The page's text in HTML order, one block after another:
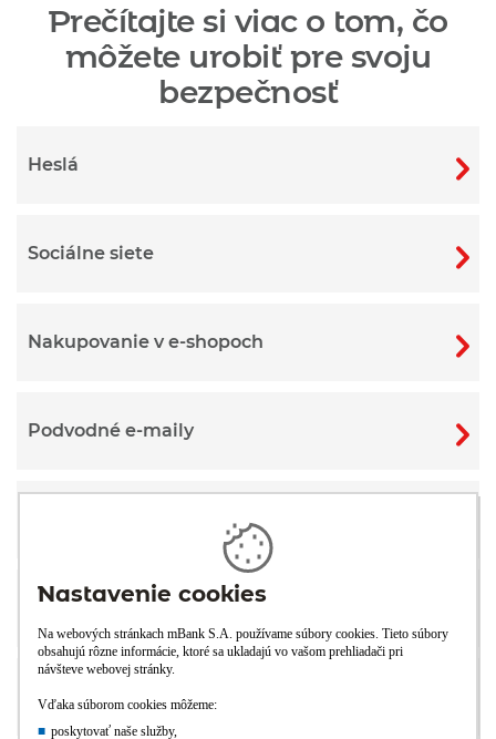
Prečítajte si viac o tom, čo
môžete urobiť pre svoju
bezpečnosť
Heslá
Sociálne siete
Nakupovanie v e-shopoch
Podvodné e-maily
Mobil
Počítač